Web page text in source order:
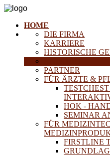
HOME
DIE FIRMA
KARRIERE
HISTORISCHE
PARTNER
FÜR ÄRZTE &
HOK -
SEMINAR
FÜR
FIRSTLINE